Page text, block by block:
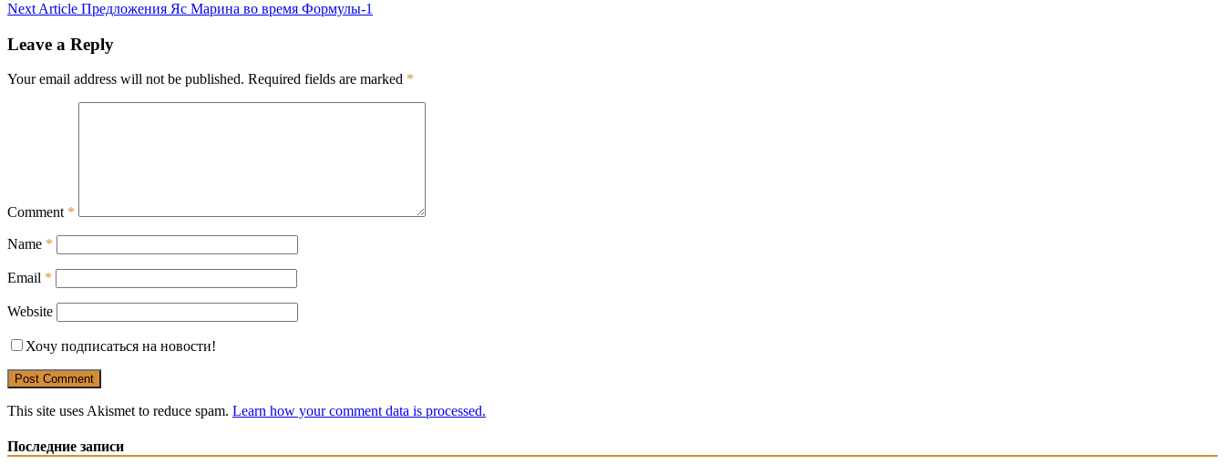
navigation
Next Article Предложения Яс Марина во время Формулы-1
Leave a Reply
Your email address will not be published. Required fields are marked *
Comment *
Name *
Email *
Website
Хочу подписаться на новости!
This site uses Akismet to reduce spam. Learn how your comment data is processed.
Последние записи